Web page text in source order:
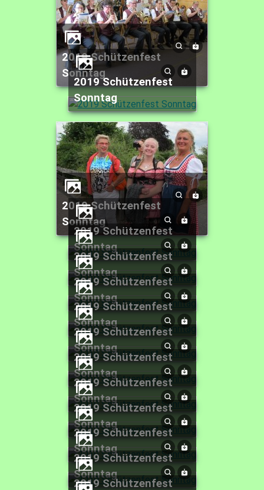
2019 Schützenfest
Sonntag
2019 Schützenfest
Sonntag
2019 Schützenfest
Sonntag
2019 Schützenfest
Sonntag
2019 Schützenfest
Sonntag
2019 Schützenfest
Sonntag
2019 Schützenfest
Sonntag
2019 Schützenfest
Sonntag
2019 Schützenfest
Sonntag
2019 Schützenfest
Sonntag
2019 Schützenfest
Sonntag
2019 Schützenfest
Sonntag
2019 Schützenfest
Sonntag
2019 Schützenfest